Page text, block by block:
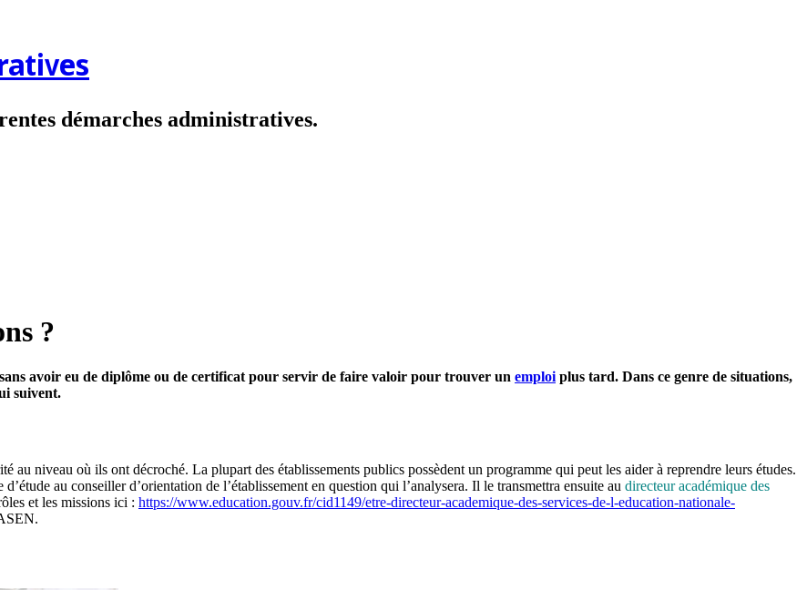
démarches administratives.
?
avoir eu de diplôme ou de certificat pour servir de faire valoir pour trouver un emploi plus tard. Dans ce genre de situations,
suivent.
au niveau où ils ont décroché. La plupart des établissements publics possèdent un programme qui peut les aider à reprendre leurs études.
au conseiller d’orientation de l’établissement en question qui l’analysera. Il le transmettra ensuite au directeur académique des
et les missions ici : https://www.education.gouv.fr/cid1149/etre-directeur-academique-des-services-de-l-education-nationale-